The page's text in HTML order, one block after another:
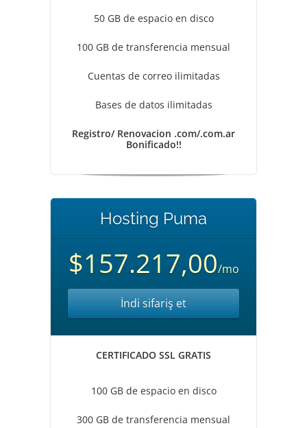
50 GB de espacio en disco
100 GB de transferencia mensual
Cuentas de correo ilimitadas
Bases de datos ilimitadas
Registro/ Renovacion .com/.com.ar
Bonificado!!
Hosting Puma
$157.217,00/mo
İndi sifariş et
CERTIFICADO SSL GRATIS
100 GB de espacio en disco
300 GB de transferencia mensual